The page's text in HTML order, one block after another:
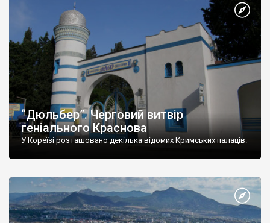
“Дюльбер”. Черговий витвір
геніального Краснова
У Кореїзі розташовано декілька відомих Кримських палаців.